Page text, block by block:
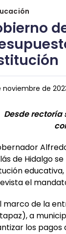
noviembre de
Desde
de Hidalgo
el
marco de la
a
los pagos